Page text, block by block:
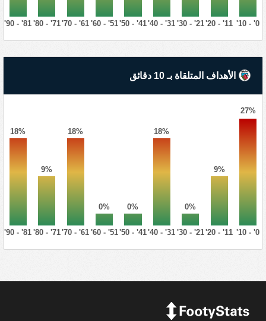
81' - 90' 71' - 80' 61' - 70' 51' - 60' 41' - 50' 31' - 40' 21' - 30' 11' - 20' 0' - 10'
الأهداف المتلقاة بـ 10 دقائق
18%
9%
18%
0% 0%
18%
0%
9%
27%
81' - 90' 71' - 80' 61' - 70' 51' - 60' 41' - 50' 31' - 40' 21' - 30' 11' - 20' 0' - 10'